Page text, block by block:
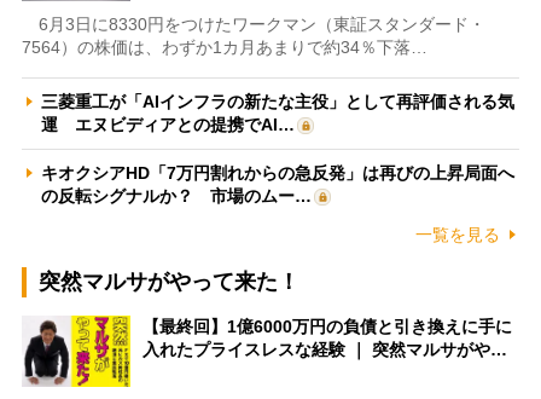
6月3日に8330円をつけたワークマン（東証スタンダード・
7564）の株価は、わずか1カ月あまりで約34％下落…
三菱重工が「AIインフラの新たな主役」として再評価される気
運 エヌビディアとの提携でAI…
キオクシアHD「7万円割れからの急反発」は再びの上昇局面へ
の反転シグナルか？ 市場のムー…
一覧を見る
突然マルサがやって来た！
【最終回】1億6000万円の負債と引き換えに手に
入れたプライスレスな経験 ｜ 突然マルサがや…